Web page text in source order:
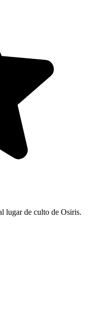
lugar de culto de Osiris.